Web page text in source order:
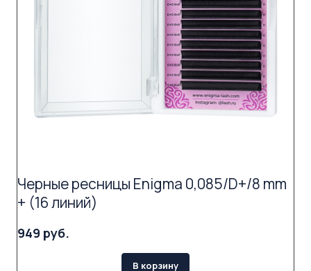
Черные ресницы Enigma 0,085/D+/8 mm
+ (16 линий)
949 руб.
В корзину